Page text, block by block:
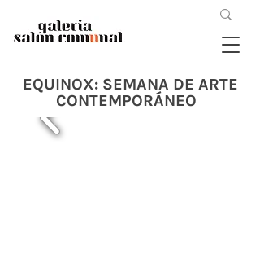
EQUINOX: SEMANA DE ARTE
CONTEMPORÁNEO